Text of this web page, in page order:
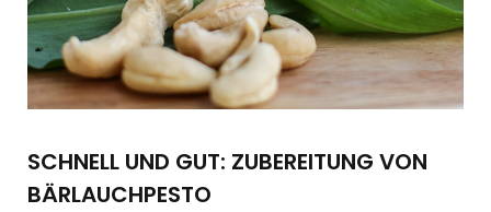
SCHNELL UND GUT: ZUBEREITUNG VON
BÄRLAUCHPESTO